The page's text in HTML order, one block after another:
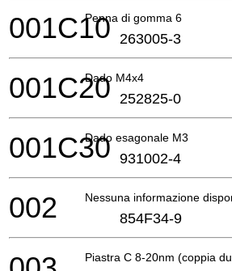
Penna di gomma 6
001C10 263005-3
Dado M4x4
001C20 252825-0
Dado esagonale M3
001C30 931002-4
Nessuna informazione
002 854F34-9
Piastra C 8-20nm (coppia